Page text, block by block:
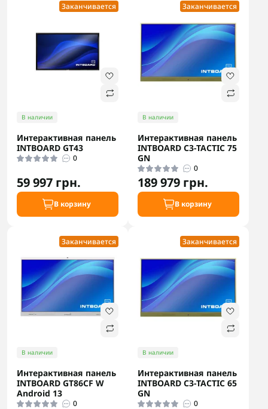
Заканчивается
В наличии
Интерактивная панель
INTBOARD GT43
0
59 997 грн.
В корзину
Заканчивается
В наличии
Интерактивная панель
INTBOARD C3-TACTIC 75
GN
0
189 979 грн.
В корзину
Заканчивается
В наличии
Интерактивная панель
INTBOARD GT86CF W
Android 13
0
Заканчивается
В наличии
Интерактивная панель
INTBOARD C3-TACTIC 65
GN
0